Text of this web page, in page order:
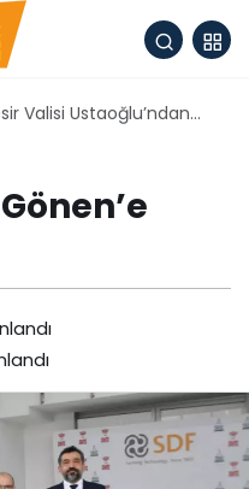
Valisi Ustaoğlu’ndan